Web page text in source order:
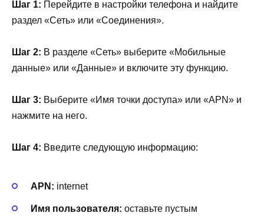
Шаг 1: Перейдите в настройки телефона и найдите
раздел «Сеть» или «Соединения».
Шаг 2: В разделе «Сеть» выберите «Мобильные
данные» или «Данные» и включите эту функцию.
Шаг 3: Выберите «Имя точки доступа» или «APN» и
нажмите на него.
Шаг 4: Введите следующую информацию:
APN: internet
Имя пользователя: оставьте пустым